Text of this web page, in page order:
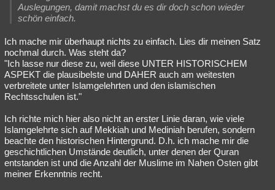
Auslegungen, damit machst du es dir doch schon wieder
schön einfach.
Ich mache mir überhaupt nichts zu einfach. Lies dir meinen Satz
nochmal durch. Was steht da?
"Ich lasse nur diese zu, weil diese UNTER HISTORISCHEM
ASPEKT die plausibelste und DAHER auch am weitesten
verbreitete unter Islamgelehrten und den islamischen
Rechtsschulen ist."
Ich richte mich hier also nicht an erster Linie daran, wie viele
Islamgelehrte sich auf Mekkiah und Mediniah berufen, sondern
beachte den historischen Hintergrund. D.h. ich mache mir die
geschichtlichen Umstände deutlich, unter denen der Quran
entstanden ist und die Anzahl der Muslime im Nahen Osten gibt
meiner Erkenntnis recht.